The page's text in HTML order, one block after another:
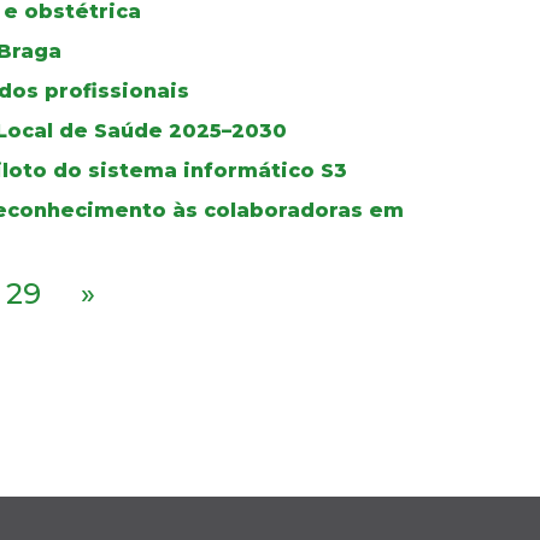
e obstétrica
profissionais
de Saúde 2025–2030
do sistema informático S3
às colaboradoras em
29 »